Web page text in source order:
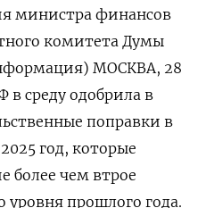
министра финансов
комитета Думы
МОСКВА, 28
в среду одобрила в
поправки в
год, которые
более чем втрое
прошлого года.